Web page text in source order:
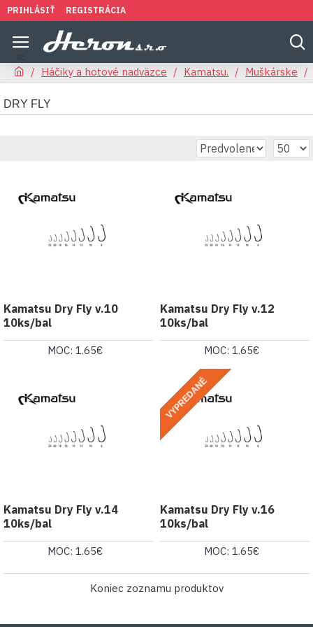
PRIHLÁSIŤ REGISTRÁCIA
Háčiky a hotové nadväzce Kamatsu. Muškárske
DRY FLY
Kamatsu Dry Fly v.10
10ks/bal
MOC: 1.65€
Kamatsu Dry Fly v.12
10ks/bal
MOC: 1.65€
Kamatsu Dry Fly v.14
10ks/bal
MOC: 1.65€
VYPREDANÉ
Kamatsu Dry Fly v.16
10ks/bal
MOC: 1.65€
Koniec zoznamu produktov